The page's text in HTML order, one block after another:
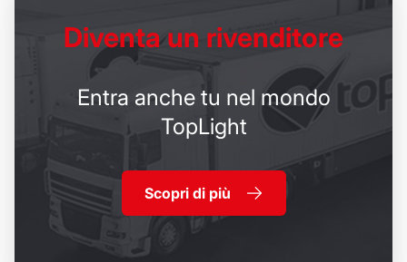
Diventa un rivenditore
Entra anche tu nel mondo
TopLight
Scopri di più